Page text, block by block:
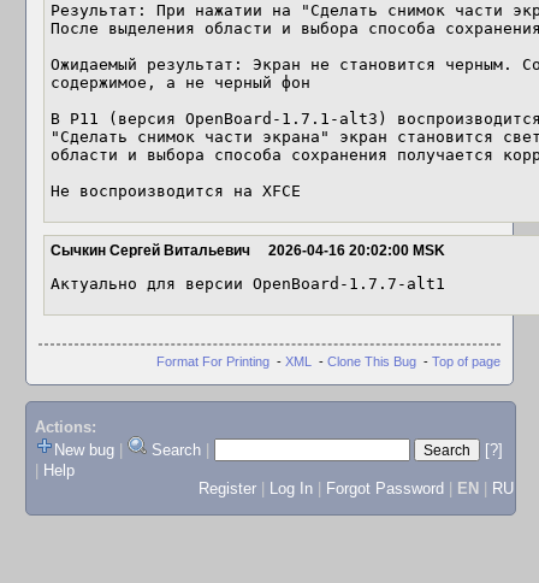
Результат: При нажатии на "Сделать снимок части
После выделения области и выбора способа
Ожидаемый результат: Экран не становится черным.
содержимое, а не черный фон
В Р11 (версия OpenBoard-1.7.1-alt3)
"Сделать снимок части экрана" экран становится
области и выбора способа сохранения получается
Не воспроизводится на XFCE
Сычкин Сергей Витальевич 2026-04-16 20:02:00 MSK
Актуально для версии OpenBoard-1.7.7-alt1
Format For Printing - XML - Clone This Bug - Top of page
Actions:
New bug
Search
[?]
Help
Register
Log In Forgot Password EN RU